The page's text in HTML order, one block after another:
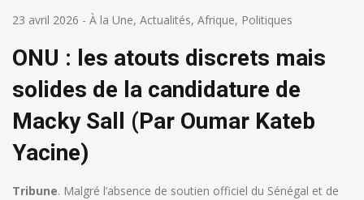
23 avril 2026 - À la Une, Actualités, Afrique, Politiques
ONU : les atouts discrets mais
solides de la candidature de
Macky Sall (Par Oumar Kateb
Yacine)
Tribune. Malgré l’absence de soutien officiel du Sénégal et de